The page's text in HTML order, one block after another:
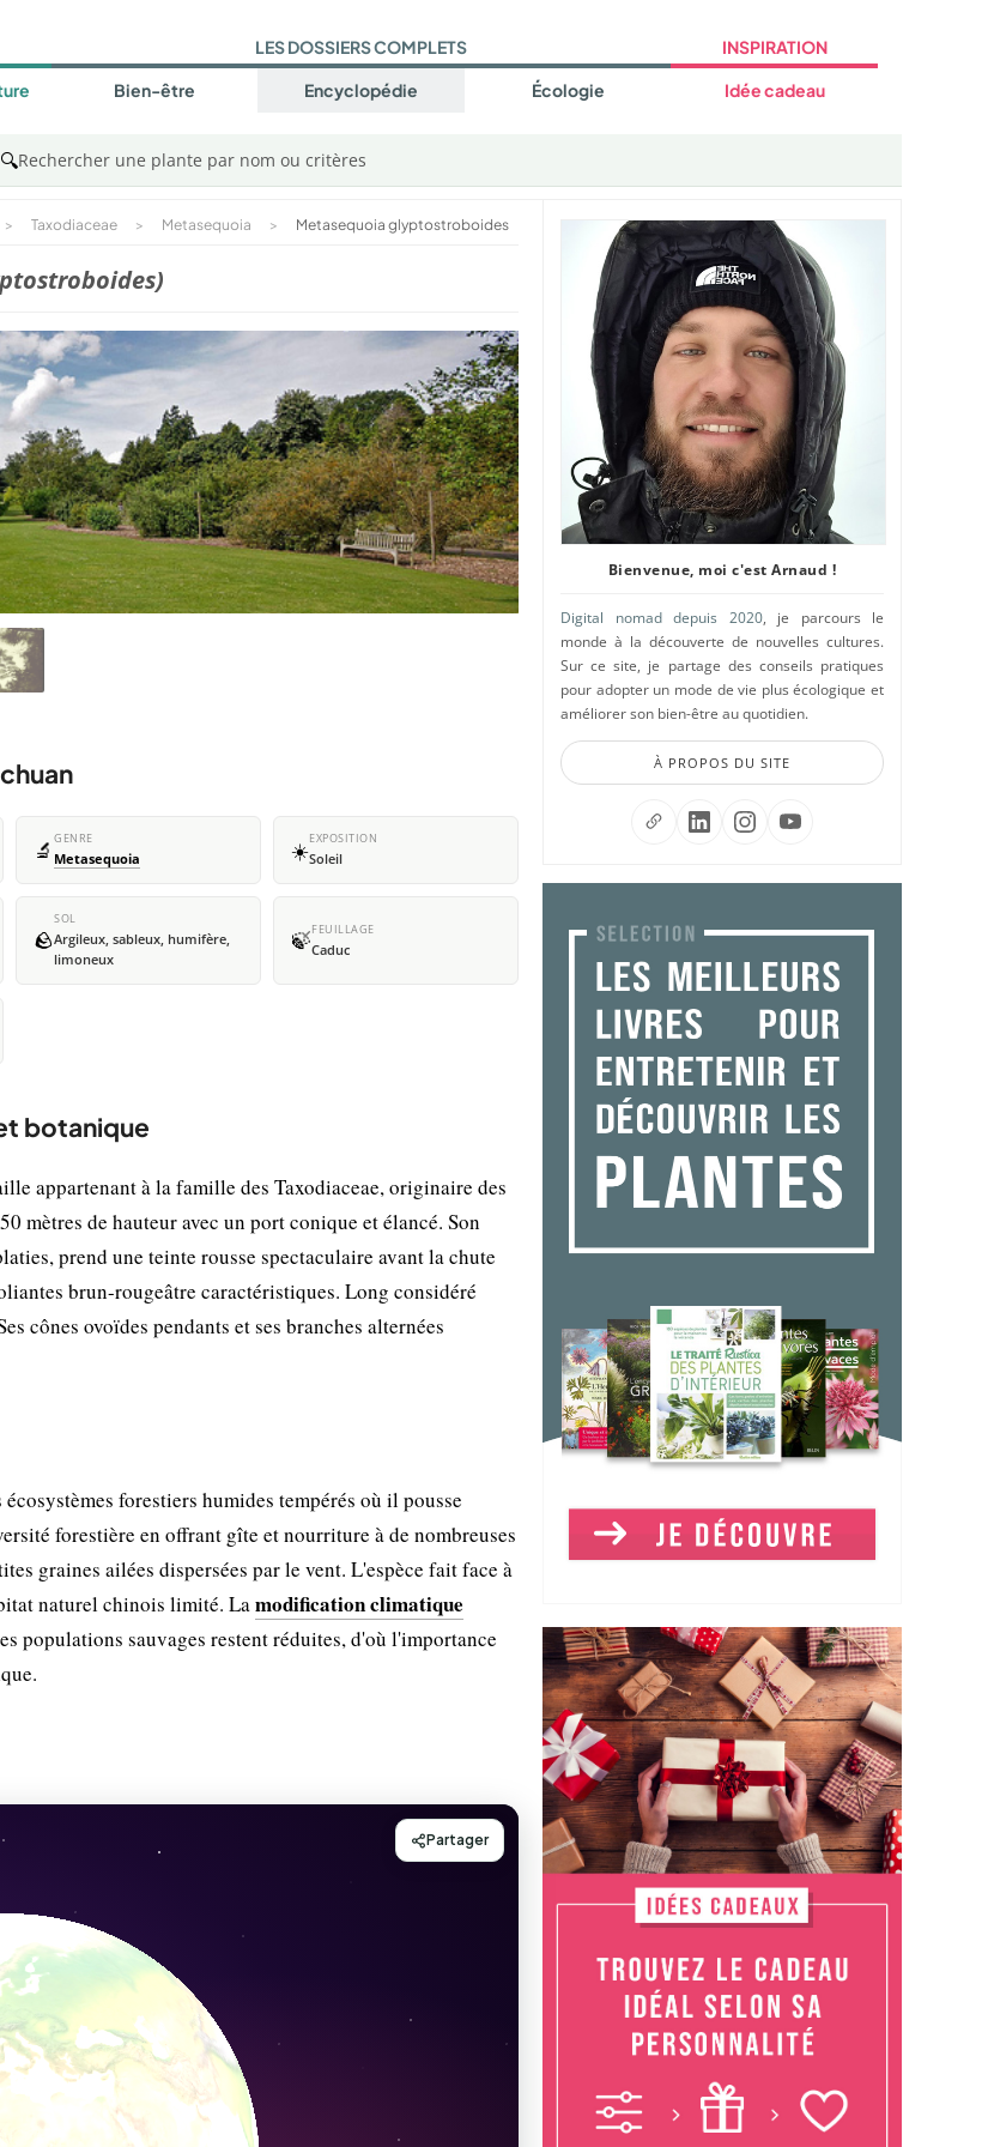
LES DOSSIERS COMPLETS
Bien-être Encyclopédie Écologie
INSPIRATION
Idée cadeau
🔍Rechercher une plante par nom ou critères
> Taxodiaceae > Metasequoia > Metasequoia glyptostroboides
🔬 GENRE
Metasequoia ☀️EXPOSITION
Soleil
🪨
SOL
Argileux, sableux, humifère,
limoneux
🍃FEUILLAGE
Caduc
botanique
appartenant à la famille des Taxodiaceae, originaire des
mètres de hauteur avec un port conique et élancé. Son
prend une teinte rousse spectaculaire avant la chute
brun-rougeâtre caractéristiques. Long considéré
cônes ovoïdes pendants et ses branches alternées
forestiers humides tempérés où il pousse
forestière en offrant gîte et nourriture à de nombreuses
graines ailées dispersées par le vent. L'espèce fait face à
naturel chinois limité. Lamodification climatique
populations sauvages restent réduites, d'où l'importance
Bienvenue, moi c'est Arnaud !
Digital nomad depuis 2020, je parcours le
monde à la découverte de nouvelles cultures.
Sur ce site, je partage des conseils pratiques
pour adopter un mode de vie plus écologique et
améliorer son bien-être au quotidien.
À PROPOS DU SITE